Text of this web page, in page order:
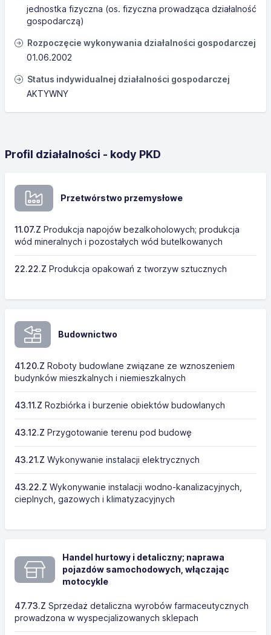
jednostka fizyczna (os. fizyczna prowadząca działalność
gospodarczą)
Rozpoczęcie wykonywania działalności gospodarczej
01.06.2002
Status indywidualnej działalności gospodarczej
AKTYWNY
Profil działalności - kody PKD
Przetwórstwo przemysłowe
11.07.Z Produkcja napojów bezalkoholowych; produkcja
wód mineralnych i pozostałych wód butelkowanych
22.22.Z Produkcja opakowań z tworzyw sztucznych
Budownictwo
41.20.Z Roboty budowlane związane ze wznoszeniem
budynków mieszkalnych i niemieszkalnych
43.11.Z Rozbiórka i burzenie obiektów budowlanych
43.12.Z Przygotowanie terenu pod budowę
43.21.Z Wykonywanie instalacji elektrycznych
43.22.Z Wykonywanie instalacji wodno-kanalizacyjnych,
cieplnych, gazowych i klimatyzacyjnych
Handel hurtowy i detaliczny; naprawa
pojazdów samochodowych, włączając
motocykle
47.73.Z Sprzedaż detaliczna wyrobów farmaceutycznych
prowadzona w wyspecjalizowanych sklepach